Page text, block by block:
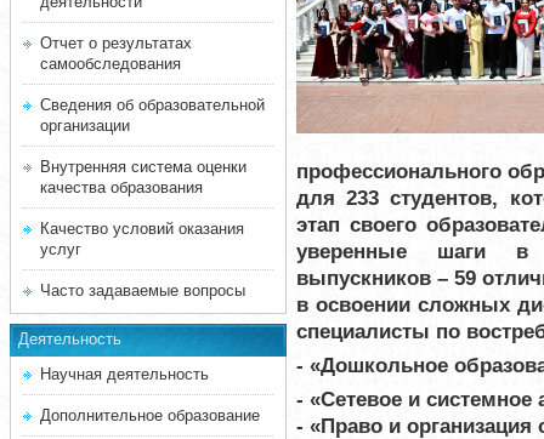
Отчет о результатах
самообследования
Сведения об образовательной
организации
Внутренняя система оценки
качества образования
Качество условий оказания
услуг
Часто задаваемые вопросы
Деятельность
Научная деятельность
Дополнительное образование
профессионального
для 233 студентов,
этап своего
уверенные шаги в
выпускников – 59
в освоении сложных
специалисты по
- «Дошкольное
- «Сетевое и системное
- «Право и организация